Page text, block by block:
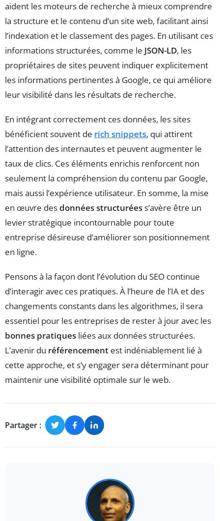
aident les moteurs de recherche à mieux comprendre
la structure et le contenu d’un site web, facilitant ainsi
l’indexation et le classement des pages. En utilisant ces
informations structurées, comme le JSON-LD, les
propriétaires de sites peuvent indiquer explicitement
les informations pertinentes à Google, ce qui améliore
leur visibilité dans les résultats de recherche.
En intégrant correctement ces données, les sites
bénéficient souvent de rich snippets, qui attirent
l’attention des internautes et peuvent augmenter le
taux de clics. Ces éléments enrichis renforcent non
seulement la compréhension du contenu par Google,
mais aussi l’expérience utilisateur. En somme, la mise
en œuvre desdonnées structuréess’avère être un
levier stratégique incontournable pour toute
entreprise désireuse d’améliorer son positionnement
en ligne.
Pensons à la façon dont l’évolution du SEO continue
d’interagir avec ces pratiques. À l’heure de l’IA et des
changements constants dans les algorithmes, il sera
essentiel pour les entreprises de rester à jour avec les
bonnes pratiques liées aux données structurées.
L’avenir du référencement est indéniablement lié à
cette approche, et s’y engager sera déterminant pour
maintenir une visibilité optimale sur le web.
Partager :